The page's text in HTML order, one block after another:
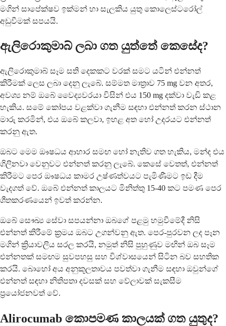
මගින් සාපේක්ෂව ඉක්මන් හා සැලකිය යුතු කොලෙස්ටරෝල්
අඩුවීමක් සපයයි.
ඇලිරොකුමාබ් ලබා ගත යුත්තේ කෙසේද?
ඇලිරොකුමාබ් සෑම සති දෙකකට වරක් සමට යටින් එන්නත්
කිරීමක් ලෙස ලබා දෙනු ලැබේ. සම්මත මාත්‍රාව 75 mg වන අතර,
අවශ්‍ය නම් ඔබේ වෛද්‍යවරයා විසින් එය 150 mg දක්වා වැඩි කළ
හැකිය. සමේ කෝපය වළක්වා ගැනීම සඳහා එන්නත් කරන ස්ථාන
මාරු කරමින්, එය ඔබේ කලවා, ඉහළ අත හෝ උදරයට එන්නත්
කරනු ඇත.
ඔබට මෙම ඖෂධය ආහාර සමඟ හෝ නැතිව ගත හැකිය, මන්ද එය
ගිලිනවා වෙනුවට එන්නත් කරනු ලැබේ. කෙසේ වෙතත්, එන්නත්
කිරීමට පෙර ඖෂධය කාමර උෂ්ණත්වයට පැමිණීමට ඉඩ දීම
වැදගත් වේ. ඔබේ එන්නත් කාලයට මිනිත්තු 15-40 කට පමණ පෙර
ශීතකරණයෙන් ඉවත් කරන්න.
ඔබේ සෞඛ්‍ය සේවා සපයන්නා ඔබගේ පළමු හමුවීමේදී නිසි
එන්නත් කිරීමේ ක්‍රමය ඔබට උගන්වනු ඇත. පෙර-පුරවන ලද පෑන
මගින් ක්‍රියාවලිය සරල කරයි, නමුත් නිසි පුහුණුව මඟින් ඔබ සෑම
එන්නතක් සමඟම සුවපහසු සහ විශ්වාසයෙන් සිටින බව සහතික
කරයි. බොහෝ අය අනුකූලතාවය පවත්වා ගැනීම සඳහා ඔවුන්ගේ
එන්නත් සඳහා නිතිපතා දවසක් සහ වේලාවක් සැකසීම
ප්‍රයෝජනවත් වේ.
Alirocumab කොපමණ කාලයක් ගත යුතුද?